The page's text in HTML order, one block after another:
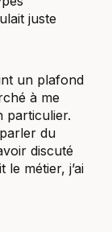
juste
un plafond
à me
particulier.
du
discuté
le métier, j’ai